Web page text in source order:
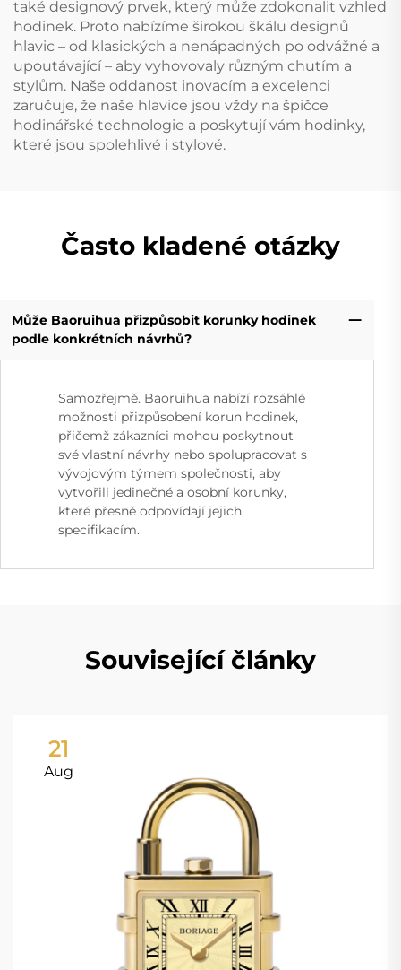
také designový prvek, který může zdokonalit vzhled
hodinek. Proto nabízíme širokou škálu designů
hlavic – od klasických a nenápadných po odvážné a
upoutávající – aby vyhovovaly různým chutím a
stylům. Naše oddanost inovacím a excelenci
zaručuje, že naše hlavice jsou vždy na špičce
hodinářské technologie a poskytují vám hodinky,
které jsou spolehlivé i stylové.
Často kladené otázky
Může Baoruihua přizpůsobit korunky hodinek
podle konkrétních návrhů?
Samozřejmě. Baoruihua nabízí rozsáhlé
možnosti přizpůsobení korun hodinek,
přičemž zákazníci mohou poskytnout
své vlastní návrhy nebo spolupracovat s
vývojovým týmem společnosti, aby
vytvořili jedinečné a osobní korunky,
které přesně odpovídají jejich
specifikacím.
Související články
21
Aug